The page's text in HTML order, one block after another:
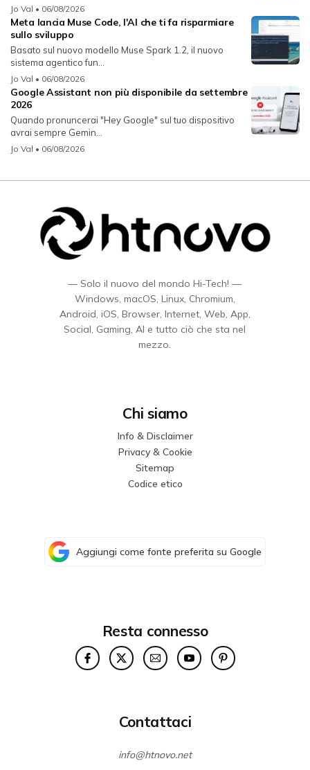
Jo Val • 06/08/2026
Meta lancia Muse Code, l'AI che ti fa risparmiare
sullo sviluppo
Basato sul nuovo modello Muse Spark 1.2, il nuovo
sistema agentico fun...
Jo Val • 06/08/2026
Google Assistant non più disponibile da settembre
2026
Quando pronuncerai "Hey Google" sul tuo dispositivo
avrai sempre Gemin...
Jo Val • 06/08/2026
— Solo il nuovo del mondo Hi-Tech! —
Windows, macOS, Linux, Chromium,
Android, iOS, Browser, Internet, Web, App,
Social, Gaming, AI e tutto ciò che sta nel
mezzo.
Chi siamo
Info & Disclaimer
Privacy & Cookie
Sitemap
Codice etico
Aggiungi come fonte preferita su Google
Resta connesso
Contattaci
info@htnovo.net